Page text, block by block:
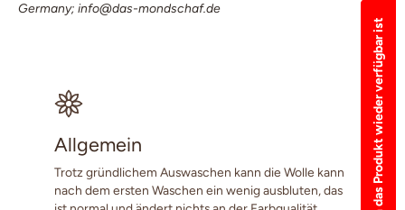
Germany; info@das-mondschaf.de
Allgemein
Trotz gründlichem Auswaschen kann die Wolle kann
nach dem ersten Waschen ein wenig ausbluten, das